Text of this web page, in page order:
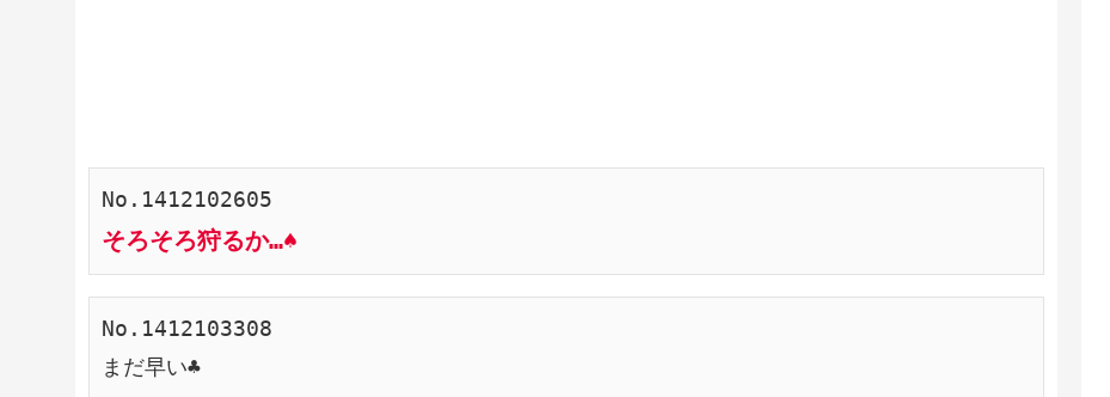
No.1412102605
そろそろ狩るか…♠︎
No.1412103308
まだ早い♣︎